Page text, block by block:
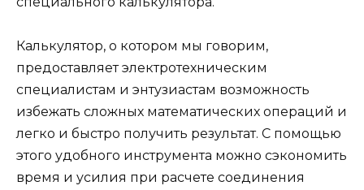
Калькулятор, о котором мы говорим,
предоставляет электротехническим
специалистам и энтузиастам возможность
избежать сложных математических операций и
легко и быстро получить результат. С помощью
этого удобного инструмента можно сэкономить
время и усилия при расчете соединения